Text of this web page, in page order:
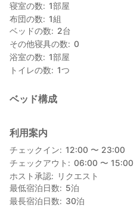
寝室の数
1部屋
布団の数
1組
ベッドの数
2台
その他寝具の数
0
浴室の数
1部屋
トイレの数
1つ
ベッド構成
利用案内
チェックイン
12:00 〜 23:00
チェックアウト
06:00 〜 15:00
ホスト承認
リクエスト
最低宿泊日数
5泊
最長宿泊日数
30泊